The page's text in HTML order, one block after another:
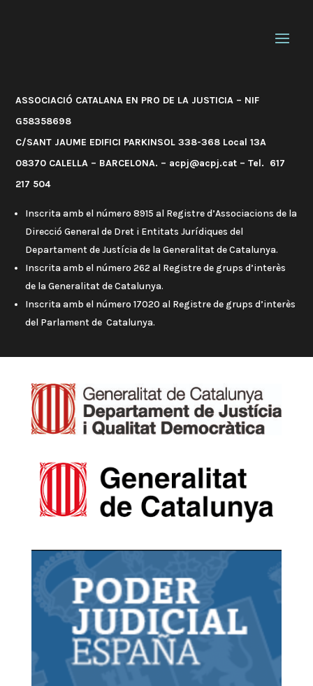
ASSOCIACIÓ CATALANA EN PRO DE LA JUSTICIA – NIF
G58358698
C/SANT JAUME EDIFICI PARKINSOL 338-368 Local 13A
08370 CALELLA – BARCELONA. – acpj@acpj.cat – Tel. 617
217 504
Inscrita amb el número 8915 al Registre d’Associacions de la
Direcció General de Dret i Entitats Jurídiques del
Departament de Justícia de la Generalitat de Catalunya.
Inscrita amb el número 262 al Registre de grups d’interès
de la Generalitat de Catalunya.
Inscrita amb el número 17020 al Registre de grups d’interès
del Parlament de Catalunya.